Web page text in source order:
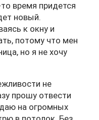
время придется
новый.
к окну и
потому что мен
но я не хочу
не
прошу отвести
на огромных